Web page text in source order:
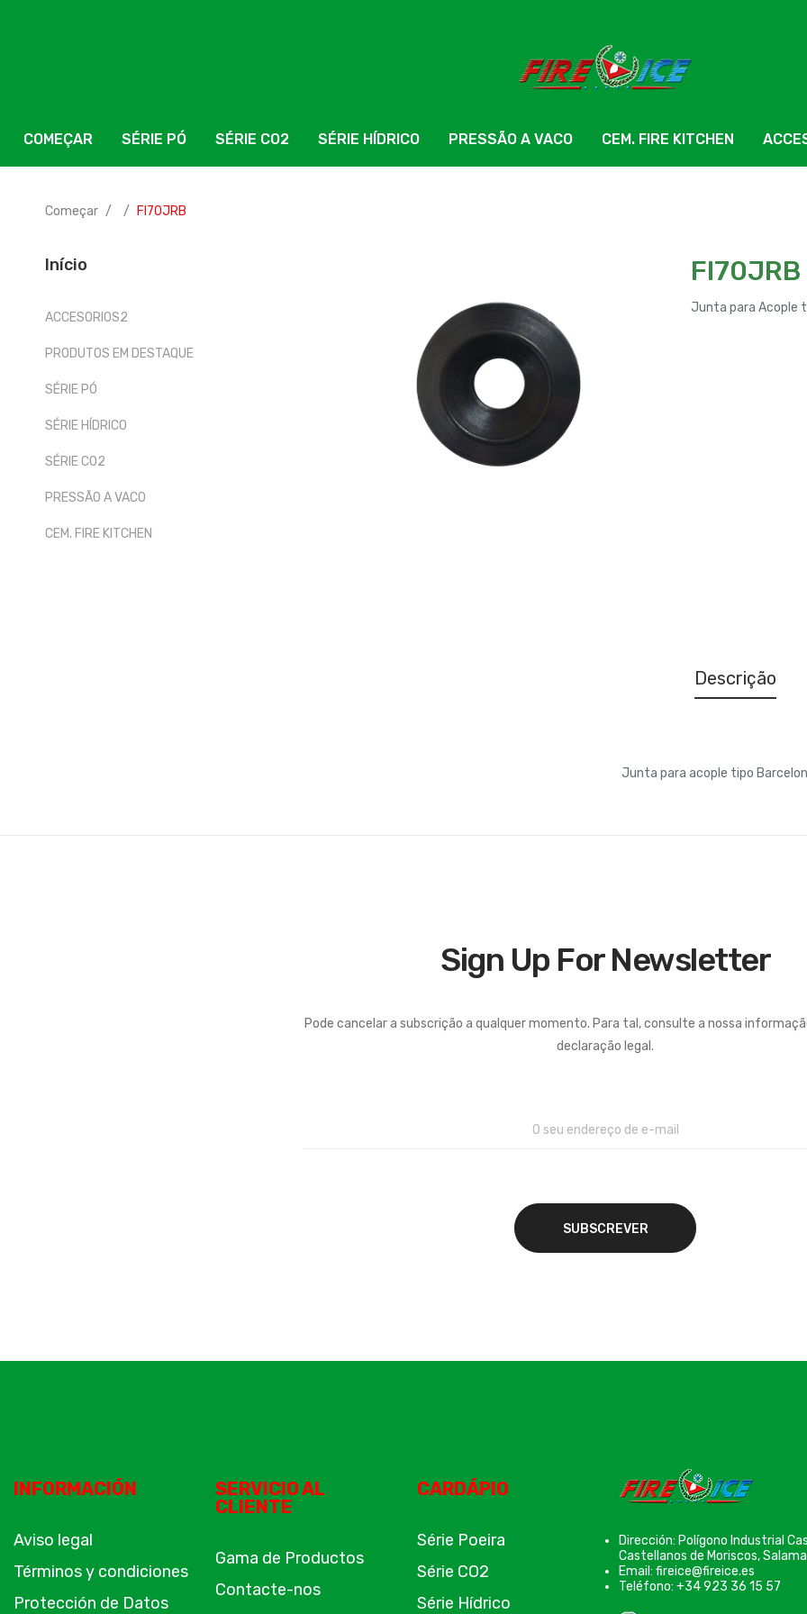
COMEÇAR SÉRIE PÓ SÉRIE CO2 SÉRIE HÍDRICO PRESSÃO A VACO CEM. FIRE KITCHEN
Começar FI70JRB
Início
ACCESORIOS2
PRODUTOS EM DESTAQUE
SÉRIE PÓ
SÉRIE HÍDRICO
SÉRIE CO2
PRESSÃO A VACO
CEM. FIRE KITCHEN
FI70JRB
Junta para Acople
Descrição
Junta para acople tipo
Sign Up For Newsletter
Pode cancelar a subscrição a qualquer momento. Para tal, consulte a nossa
declaração legal.
INFORMACIÓN
Aviso legal
Términos y condiciones
Protección de Datos
SERVICIO AL
CLIENTE
Gama de Productos
Contacte-nos
CARDÁPIO
Série Poeira
Série CO2
Série Hídrico
Dirección: Polígono Industrial
Castellanos de Moriscos,
Email: fireice@fireice.es
Teléfono: +34 923 36 15 57